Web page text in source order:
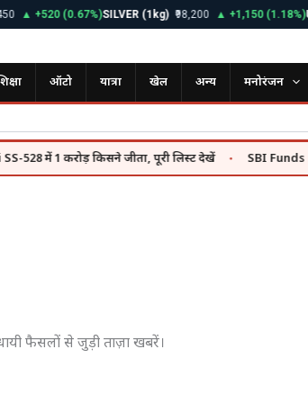
▲ +520 (0.67%)SILVER (1kg) ₹98,200 ▲ +1,150 (1.18%)
ऑटो यात्रा खेल अन्य मनोरंजन
में 1 करोड़ किसने जीता, पूरी लिस्ट देखें ● SBI Funds
फैसलों से जुड़ी ताज़ा खबरें।